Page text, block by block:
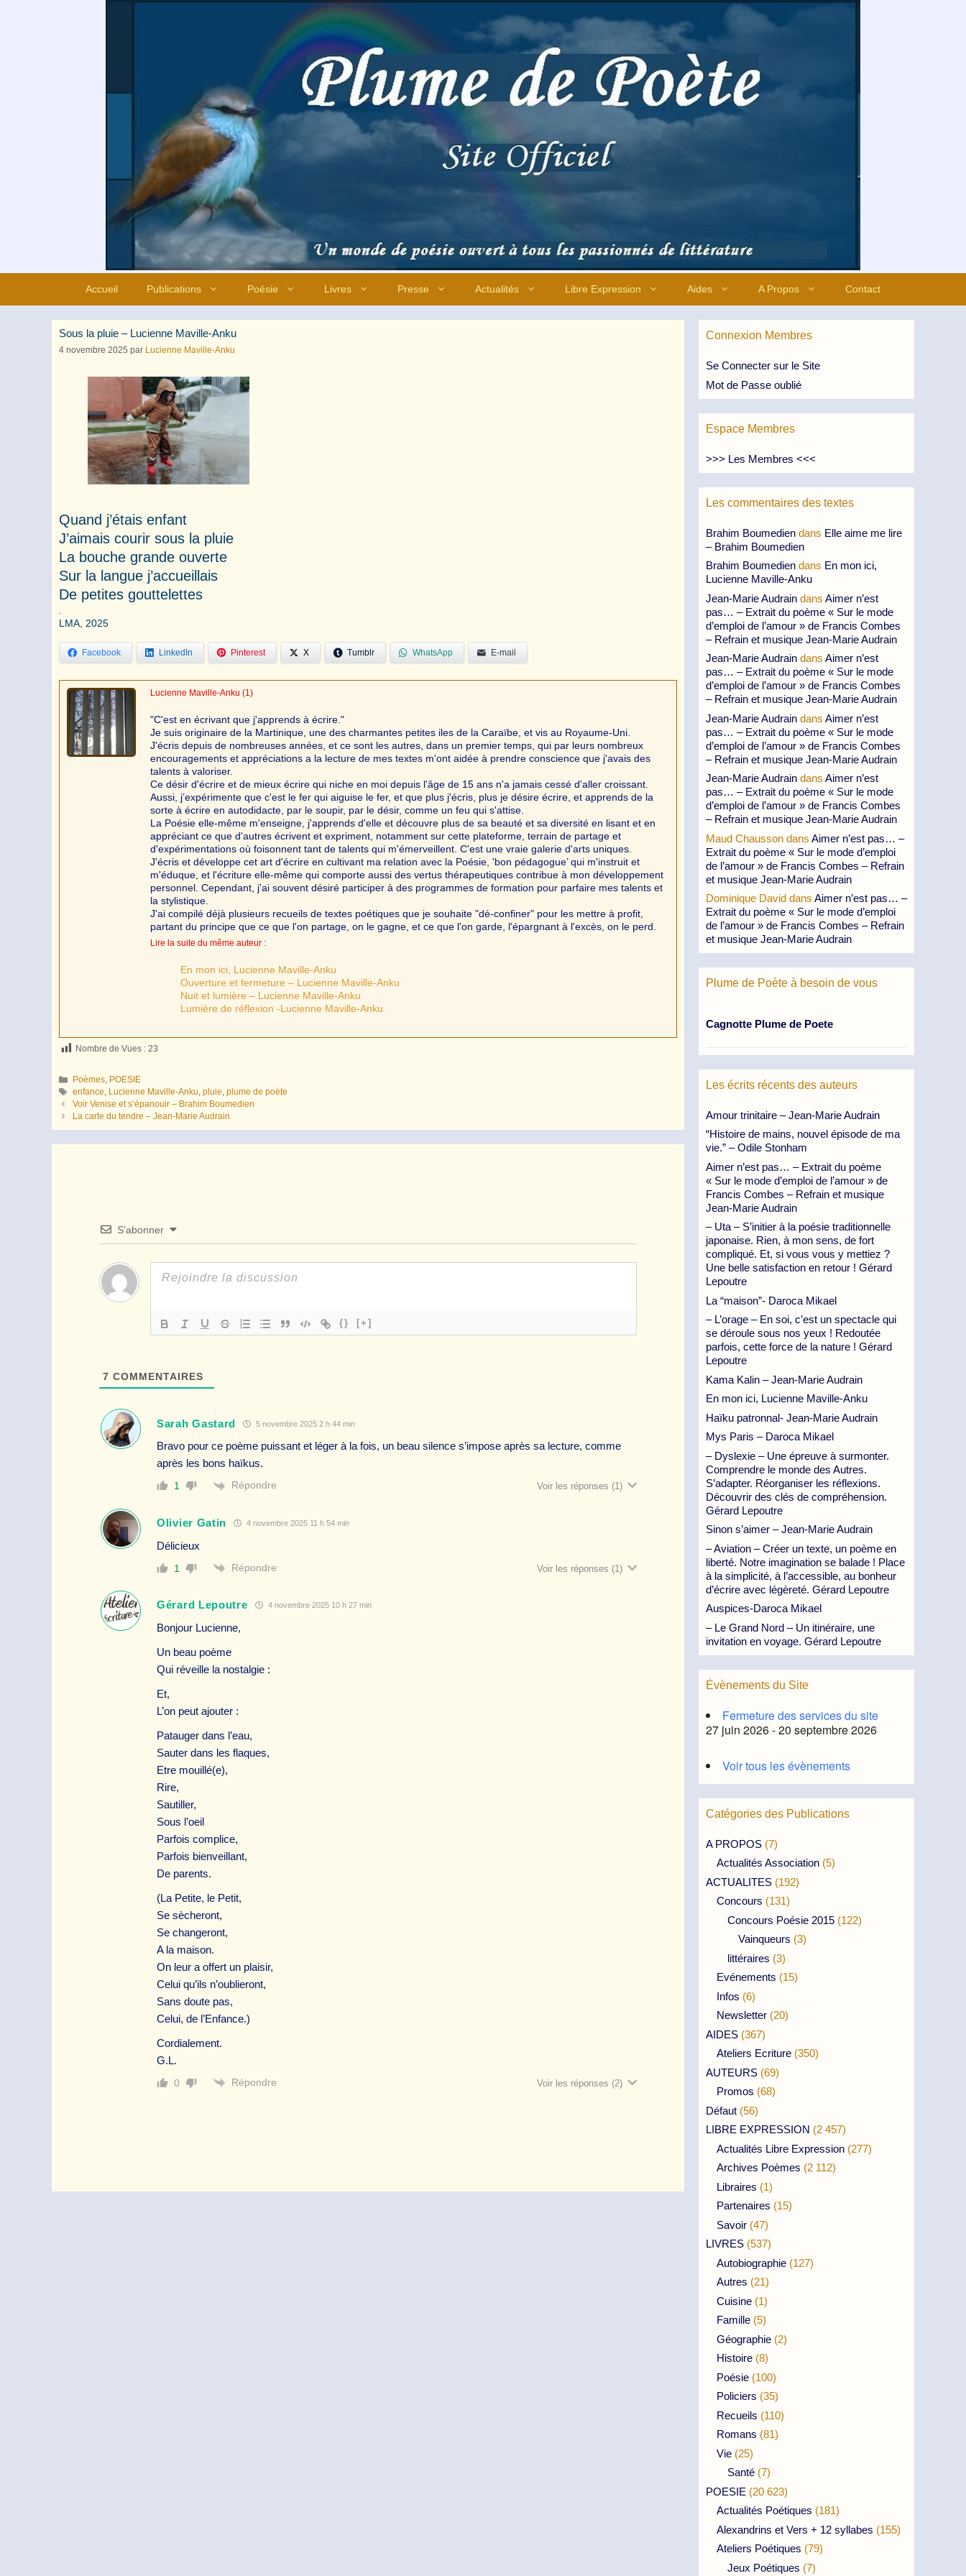
Accueil Publications Poésie Livres Presse Actualités Libre Expression Aides A Propos Contact
Sous la pluie – Lucienne Maville-Anku
4 novembre 2025 par Lucienne Maville-Anku
Quand j’étais enfant
J’aimais courir sous la pluie
La bouche grande ouverte
Sur la langue j’accueillais
De petites gouttelettes
LMA, 2025
Facebook LinkedIn Pinterest X Tumblr WhatsApp E-mail
Lucienne Maville-Anku (1)
"C'est en écrivant que j'apprends à écrire."
Je suis originaire de la Martinique, une des charmantes petites iles de la Caraïbe, et vis au Royaume-Uni.
J'écris depuis de nombreuses années, et ce sont les autres, dans un premier temps, qui par leurs nombreux
encouragements et appréciations a la lecture de mes textes m'ont aidée à prendre conscience que j'avais des
talents à valoriser.
Ce désir d'écrire et de mieux écrire qui niche en moi depuis l'âge de 15 ans n'a jamais cessé d'aller croissant.
Aussi, j’expérimente que c'est le fer qui aiguise le fer, et que plus j'écris, plus je désire écrire, et apprends de la
sorte à écrire en autodidacte, par le soupir, par le désir, comme un feu qui s'attise.
La Poésie elle-même m'enseigne, j'apprends d'elle et découvre plus de sa beauté et sa diversité en lisant et en
appréciant ce que d'autres écrivent et expriment, notamment sur cette plateforme, terrain de partage et
d'expérimentations où foisonnent tant de talents qui m'émerveillent. C'est une vraie galerie d'arts uniques.
J'écris et développe cet art d'écrire en cultivant ma relation avec la Poésie, 'bon pédagogue’ qui m'instruit et
m'éduque, et l'écriture elle-même qui comporte aussi des vertus thérapeutiques contribue à mon développement
personnel. Cependant, j'ai souvent désiré participer à des programmes de formation pour parfaire mes talents et
la stylistique.
J'ai compilé déjà plusieurs recueils de textes poétiques que je souhaite "dé-confiner" pour les mettre à profit,
partant du principe que ce que l'on partage, on le gagne, et ce que l'on garde, l'épargnant à l'excès, on le perd.
Lire la suite du même auteur :
En mon ici, Lucienne Maville-Anku
Ouverture et fermeture – Lucienne Maville-Anku
Nuit et lumière – Lucienne Maville-Anku
Lumière de réflexion -Lucienne Maville-Anku
Nombre de Vues : 23
Catégories
Poèmes, POESIE
Étiquettes
enfance, Lucienne Maville-Anku,pluie,plume de poète
Voir Venise et s’épanouir – Brahim Boumedien
La carte du tendre – Jean-Marie Audrain
S’abonner
{} [+]
7 COMMENTAIRES
Sarah Gastard 5 novembre 2025 2 h 44 min
Bravo pour ce poème puissant et léger à la fois, un beau silence s’impose après sa lecture, comme
après les bons haïkus.
1 Répondre Voir les réponses (1)
Olivier Gatin 4 novembre 2025 11 h 54 min
Délicieux
1 Répondre Voir les réponses (1)
Gérard Lepoutre 4 novembre 2025 10 h 27 min
Bonjour Lucienne,
Un beau poème
Qui réveille la nostalgie :
Et,
L’on peut ajouter :
Patauger dans l’eau,
Sauter dans les flaques,
Etre mouillé(e),
Rire,
Sautiller,
Sous l’oeil
Parfois complice,
Parfois bienveillant,
De parents.
(La Petite, le Petit,
Se sècheront,
Se changeront,
A la maison.
On leur a offert un plaisir,
Celui qu’ils n’oublieront,
Sans doute pas,
Celui, de l’Enfance.)
Cordialement.
G.L.
0 Répondre Voir les réponses (2)
Connexion Membres
Se Connecter sur le Site
Mot de Passe oublié
Espace Membres
>>> Les Membres <<<
Les commentaires des textes
Brahim Boumedien dans Elle aime me lire
– Brahim Boumedien
Brahim Boumedien dans En mon ici,
Lucienne Maville-Anku
Jean-Marie Audrain dans Aimer n’est
pas… – Extrait du poème « Sur le mode
d’emploi de l’amour » de Francis Combes
– Refrain et musique Jean-Marie Audrain
Jean-Marie Audrain dans Aimer n’est
pas… – Extrait du poème « Sur le mode
d’emploi de l’amour » de Francis Combes
– Refrain et musique Jean-Marie Audrain
Jean-Marie Audrain dans Aimer n’est
pas… – Extrait du poème « Sur le mode
d’emploi de l’amour » de Francis Combes
– Refrain et musique Jean-Marie Audrain
Jean-Marie Audrain dans Aimer n’est
pas… – Extrait du poème « Sur le mode
d’emploi de l’amour » de Francis Combes
– Refrain et musique Jean-Marie Audrain
Maud Chausson dans Aimer n’est pas… –
Extrait du poème « Sur le mode d’emploi
de l’amour » de Francis Combes – Refrain
et musique Jean-Marie Audrain
Dominique David dans Aimer n’est pas… –
Extrait du poème « Sur le mode d’emploi
de l’amour » de Francis Combes – Refrain
et musique Jean-Marie Audrain
Plume de Poète à besoin de vous
Cagnotte Plume de Poete
Les écrits récents des auteurs
Amour trinitaire – Jean-Marie Audrain
“Histoire de mains, nouvel épisode de ma
vie.” – Odile Stonham
Aimer n’est pas… – Extrait du poème
« Sur le mode d’emploi de l’amour » de
Francis Combes – Refrain et musique
Jean-Marie Audrain
– Uta – S’initier à la poésie traditionnelle
japonaise. Rien, à mon sens, de fort
compliqué. Et, si vous vous y mettiez ?
Une belle satisfaction en retour ! Gérard
Lepoutre
La “maison”- Daroca Mikael
– L’orage – En soi, c’est un spectacle qui
se déroule sous nos yeux ! Redoutée
parfois, cette force de la nature ! Gérard
Lepoutre
Kama Kalin – Jean-Marie Audrain
En mon ici, Lucienne Maville-Anku
Haïku patronnal- Jean-Marie Audrain
Mys Paris – Daroca Mikael
– Dyslexie – Une épreuve à surmonter.
Comprendre le monde des Autres.
S’adapter. Réorganiser les réflexions.
Découvrir des clés de compréhension.
Gérard Lepoutre
Sinon s’aimer – Jean-Marie Audrain
– Aviation – Créer un texte, un poème en
liberté. Notre imagination se balade ! Place
à la simplicité, à l’accessible, au bonheur
d’écrire avec légèreté. Gérard Lepoutre
Auspices-Daroca Mikael
– Le Grand Nord – Un itinéraire, une
invitation en voyage. Gérard Lepoutre
Évènements du Site
Fermeture des services du site
27 juin 2026 - 20 septembre 2026
Voir tous les évènements
Catégories des Publications
A PROPOS (7)
Actualités Association (5)
ACTUALITES (192)
Concours (131)
Concours Poésie 2015 (122)
Vainqueurs (3)
littéraires (3)
Evénements (15)
Infos (6)
Newsletter (20)
AIDES (367)
Ateliers Ecriture (350)
AUTEURS (69)
Promos (68)
Défaut (56)
LIBRE EXPRESSION (2 457)
Actualités Libre Expression (277)
Archives Poèmes (2 112)
Libraires (1)
Partenaires (15)
Savoir (47)
LIVRES (537)
Autobiographie (127)
Autres (21)
Cuisine (1)
Famille (5)
Géographie (2)
Histoire (8)
Poésie (100)
Policiers (35)
Recueils (110)
Romans (81)
Vie (25)
Santé (7)
POESIE (20 623)
Actualités Poétiques (181)
Alexandrins et Vers + 12 syllabes (155)
Ateliers Poétiques (79)
Jeux Poétiques (7)